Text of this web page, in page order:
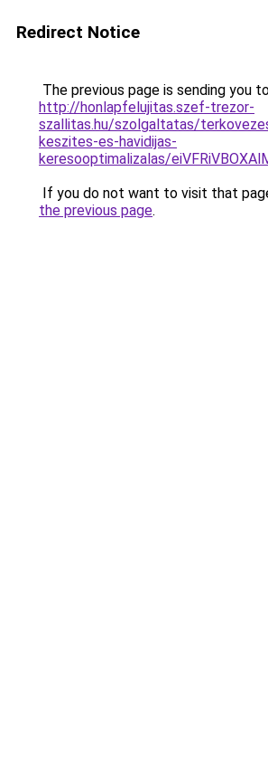
Redirect Notice
The previous page is sending you
http://honlapfelujitas.szef-trezor-
szallitas.hu/szolgaltatas/
keszites-es-havidijas-
keresooptimalizalas/
If you do not want to visit that
the previous page.